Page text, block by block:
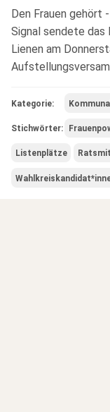
Den Frauen gehört
Signal sendete das
Lienen am
Kategorie:
Stichwörter:
Listenplätze